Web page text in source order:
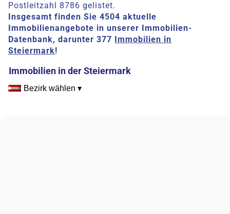
Postleitzahl 8786 gelistet.
Insgesamt finden Sie 4504 aktuelle
Immobilienangebote in unserer Immobilien-
Datenbank, darunter 377
Immobilien in
Steiermark!
Immobilien in der Steiermark
Bezirk wählen ▾